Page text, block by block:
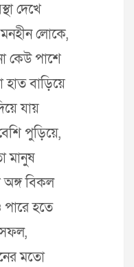
দেখে
লোকে,
কেউ পাশে
হাত বাড়িয়ে
যায়
পুড়িয়ে,
মানুষ
বিকল
হতে
মতো